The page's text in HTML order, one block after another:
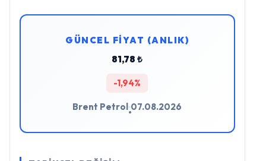
GÜNCEL FİYAT (ANLIK)
81,78 ₺
-1,94%
Brent Petrol
•
07.08.2026